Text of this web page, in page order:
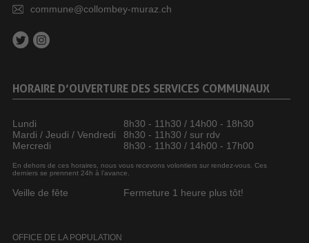
commune@collombey-muraz.ch
HORAIRE D’OUVERTURE DES SERVICES COMMUNAUX
Lundi
8h30 - 11h30 / 14h00 - 18h30
Mardi / Jeudi / Vendredi
8h30 - 11h30 / sur rdv
Mercredi
8h30 - 11h30 / 14h00 - 17h00
En dehors de ces horaires, nous vous recevons volontiers sur rendez-vous. Ces
derniers se prennent 24h à l’avance.
Veille de fête Fermeture 1 heure plus tôt!
OFFICE DE LA POPULATION